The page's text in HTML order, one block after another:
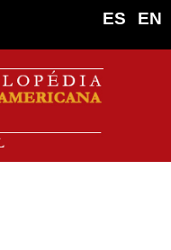
EN
ES